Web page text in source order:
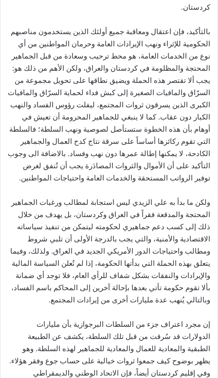
كردستان.
بالتأكيد، فإن اعتقال ومعاقبة جميع أولئك الذين يستخدمون مناصبهم
الحكومية للإثراء ونهب الإيرادات العامة وحرمان المواطنين من أي
نوع من الخدمات العامة، هو محط ترحيب وسعادة من قبل الجماهير
المحتجة والمظلومة في كردستان والعراق، ولكن الأهم من ذلك هو:
يجب ألا تقتصر هذه الحملة ويضيق نطاقها على تحويل مجموعة من
السرّاق والمافيات الصغيرة إلى كبش فداء لحماية السرّاق والمافيات
الكبرى الذين يسرقون ثروات المجتمع، ليفلت رؤوس الفساد والنهب
الكبار دون عقاب. كما لا ينبغي للجماهير المحرومة أن تعيش في
أوهام بأن هذه الخطوة ستستأصل لصوصية ونهب السلطة؛ فالسلطة
التي تقوم ركائزها أساساً على سرقة نتاج كدح العمال والجماهير
الكادحة، لا يمكنها إطالة عمرها دون نهب وفساد. بالاضافة الى وجوب
التأكيد على أن الأموال والثروات المصادَرة يجب أن تُنفق لغرض
توفير الرواتب المستحقة والخدمات العامة واحتياجات المواطنين.
ولكن ما بدأ به علي الزيدي ليس استجابة لمطالب ورغبات الجماهير
المحتجة والمدقعة فقراً في العراق وكردستان، بل يهدف من خلال
ذلك إلى كسب دعم جماهيري لحكومته ليتمكن من تنفيذ سياساته
الاقتصادية والأمنية، والتي يجب بالدرجة الأولى أن تلبي شروط
ومطالب واحتياجات الدور الأمريكي الجديد في العراق. ولذلك، وفيما
يتعلق بهذه الحملة التي بدأتها الحكومة، إذا لم تُعلن السياسة المالية
والإيرادات والنفقات بشكل شفاف للرأي العام، فلا توجد أي ضمانة
بألا تقوم حكومة تأتي بعدها بإحالة آخرين إلى المحاكم باسم الفساد،
وبالتالي يُنهب عدة مليارات أخرى من إيرادات المجتمع.
إن مجرد اعتراف جزء من السلطات البرجوازية بأن مليارات
الدولارات قد سُرقت من قبل تلك السلطة، يكشف عن الطبيعة
الطبقية والمعادية للعمال والمعادية للجماهير لهذه السلطة. وهو
يظهر بوضوح كيف جمعوا ثروات خيالية على حساب جوع وفقر هؤلاء.
وفي إقليم كردستان أيضاً، فإن الاتحاد الوطني والديمقراطي